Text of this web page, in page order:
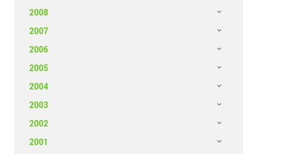
2008
2007
2006
2005
2004
2003
2002
2001